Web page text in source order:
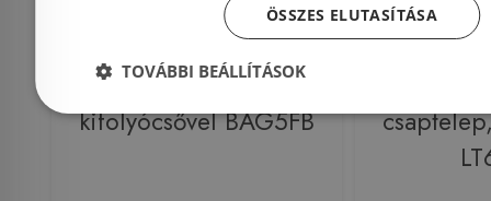
Ferro Algeo fali konyhai
csaptelep flexibilis
kifolyócsővel BAG5FB
Sapho
ÖSSZES ELUTASÍTÁSA
TOVÁBBI BEÁLLÍTÁSOK